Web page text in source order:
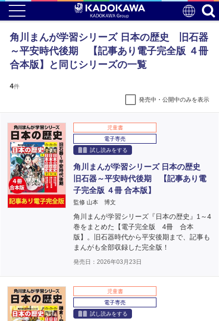
角川まんが学習シリーズ 日本の歴史 旧石器
～平安時代後期 【記事あり電子完全版 ４冊
合本版】と同じシリーズの一覧
4件
発売中・公開中のみを表示
児童書
電子専売
試し読みをする
角川まんが学習シリーズ 日本の歴史
旧石器～平安時代後期 【記事あり電
子完全版 ４冊 合本版】
監修 山本 博文
角川まんが学習シリーズ『日本の歴史』1～4
巻をまとめた【電子完全版 4冊 合本
版】。旧石器時代から平安後期まで、記事も
まんがも全部収録した完全版！
発売日：2026年03月23日
児童書
電子専売
試し読みをする